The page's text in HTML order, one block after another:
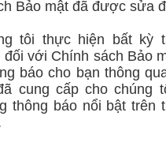
Bảo mật đã được sửa
tôi thực hiện bất kỳ
đối với Chính sách Bảo
báo cho bạn thông
cung cấp cho chúng
thông báo nổi bật trên